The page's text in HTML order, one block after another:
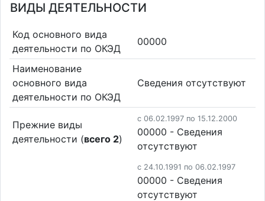
ВИДЫ ДЕЯТЕЛЬНОСТИ
Код основного вида
деятельности по ОКЭД
00000
Наименование
основного вида
деятельности по ОКЭД
Cведения отсутствуют
Прежние виды
деятельности (всего 2)
c 06.02.1997 по 15.12.2000
00000 - Cведения
отсутствуют
c 24.10.1991 по 06.02.1997
00000 - Cведения
отсутствуют